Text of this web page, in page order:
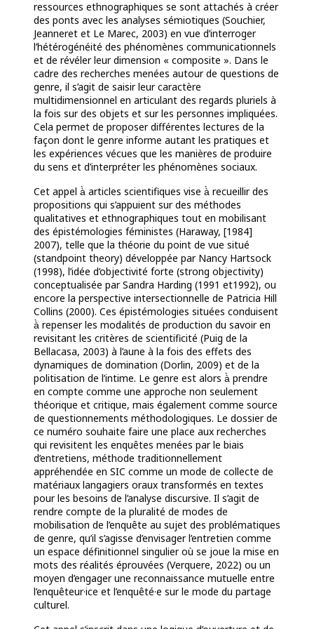
ressources ethnographiques se sont attachés à créer
des ponts avec les analyses sémiotiques (Souchier,
Jeanneret et Le Marec, 2003) en vue d’interroger
l’hétérogénéité des phénomènes communicationnels
et de révéler leur dimension « composite ». Dans le
cadre des recherches menées autour de questions de
genre, il s’agit de saisir leur caractère
multidimensionnel en articulant des regards pluriels à
la fois sur des objets et sur les personnes impliquées.
Cela permet de proposer différentes lectures de la
façon dont le genre informe autant les pratiques et
les expériences vécues que les manières de produire
du sens et d’interpréter les phénomènes sociaux.
Cet appel à̀ articles scientifiques vise à̀ recueillir des
propositions qui s’appuient sur des méthodes
qualitatives et ethnographiques tout en mobilisant
des épistémologies féministes (Haraway, [1984]
2007), telle que la théorie du point de vue situé
(standpoint theory) développée par Nancy Hartsock
(1998), l’idée d’objectivité forte (strong objectivity)
conceptualisée par Sandra Harding (1991 et1992), ou
encore la perspective intersectionnelle de Patricia Hill
Collins (2000). Ces épistémologies situées conduisent
à̀ repenser les modalités de production du savoir en
revisitant les critères de scientificité (Puig de la
Bellacasa, 2003) à l’aune à la fois des effets des
dynamiques de domination (Dorlin, 2009) et de la
politisation de l’intime. Le genre est alors à̀ prendre
en compte comme une approche non seulement
théorique et critique, mais également comme source
de questionnements méthodologiques. Le dossier de
ce numéro souhaite faire une place aux recherches
qui revisitent les enquêtes menées par le biais
d’entretiens, méthode traditionnellement
appréhendée en SIC comme un mode de collecte de
matériaux langagiers oraux transformés en textes
pour les besoins de l’analyse discursive. Il s’agit de
rendre compte de la pluralité de modes de
mobilisation de l’enquête au sujet des problématiques
de genre, qu’il s’agisse d’envisager l’entretien comme
un espace définitionnel singulier où se joue la mise en
mots des réalités éprouvées (Verquere, 2022) ou un
moyen d’engager une reconnaissance mutuelle entre
l’enquêteur·ice et l’enquêté·e sur le mode du partage
culturel.